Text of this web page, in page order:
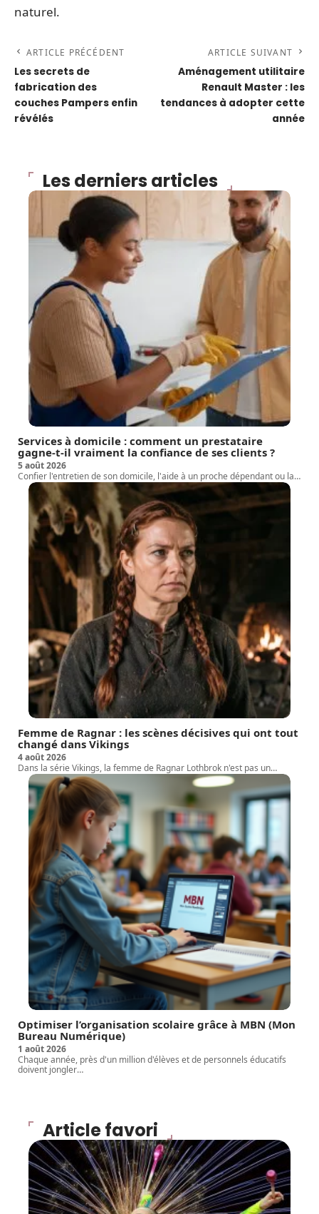
naturel.
ARTICLE PRÉCÉDENT
Les secrets de
fabrication des
couches Pampers enfin
révélés
ARTICLE SUIVANT
Aménagement utilitaire
Renault Master : les
tendances à adopter cette
année
Les derniers articles
Services à domicile : comment un prestataire
gagne-t-il vraiment la confiance de ses clients ?
5 août 2026
Confier l'entretien de son domicile, l'aide à un proche dépendant ou la…
Femme de Ragnar : les scènes décisives qui ont tout
changé dans Vikings
4 août 2026
Dans la série Vikings, la femme de Ragnar Lothbrok n'est pas un…
Optimiser l’organisation scolaire grâce à MBN (Mon
Bureau Numérique)
1 août 2026
Chaque année, près d'un million d'élèves et de personnels éducatifs
doivent jongler…
Article favori